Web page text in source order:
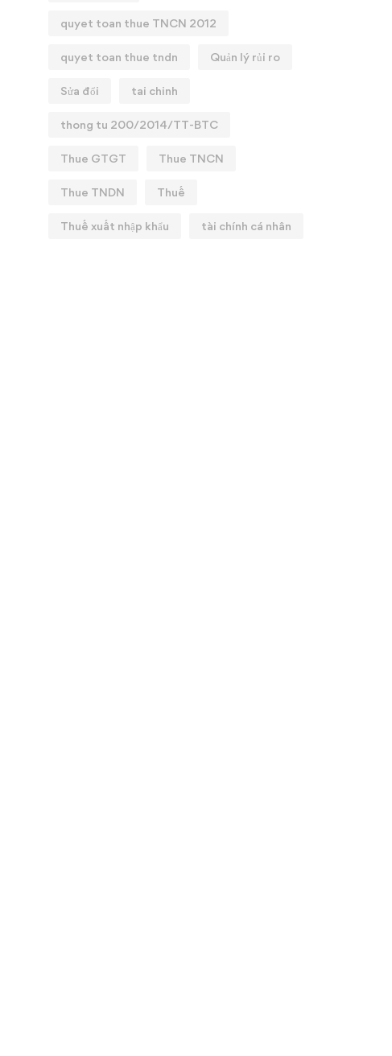
quyet toan thue TNCN 2012
quyet toan thue tndn Quản lý rủi ro
Sửa đổi tai chinh
thong tu 200/2014/TT-BTC
Thue GTGT Thue TNCN
Thue TNDN Thuế
Thuế xuất nhập khẩu tài chính cá nhân